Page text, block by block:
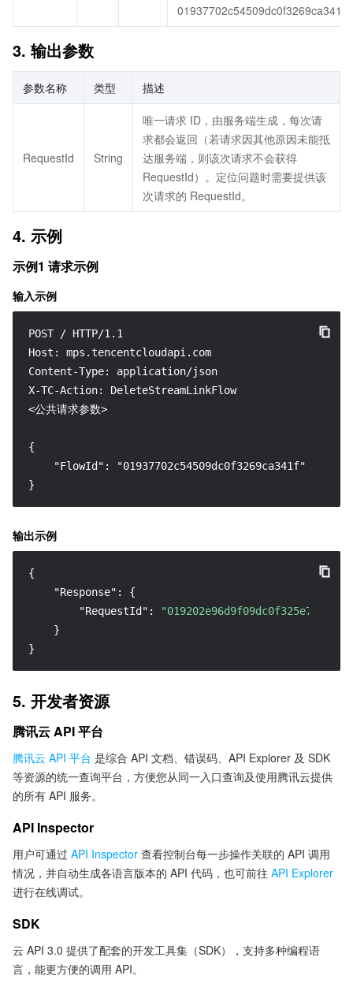
01937702c54509dc0f3269ca341f
3. 输出参数
参数名称 类型 描述
RequestId String
唯一请求 ID，由服务端生成，每次请
求都会返回（若请求因其他原因未能抵
达服务端，则该次请求不会获得
RequestId）。定位问题时需要提供该
次请求的 RequestId。
4. 示例
示例1 请求示例
输入示例
POST / HTTP/1.1
Host: mps.tencentcloudapi.com
Content-Type: application/json
X-TC-Action: DeleteStreamLinkFlow
<公共请求参数>
{
    "FlowId": "01937702c54509dc0f3269ca341f"
}
输出示例
{
"Response" :
{
"RequestId" :
"019202e96d9f09dc0f325e7f7a2a"
}
}
5. 开发者资源
腾讯云 API 平台
腾讯云 API 平台 是综合 API 文档、错误码、API Explorer 及 SDK
等资源的统一查询平台，方便您从同一入口查询及使用腾讯云提供
的所有 API 服务。
API Inspector
用户可通过 API Inspector 查看控制台每一步操作关联的 API 调用
情况，并自动生成各语言版本的 API 代码，也可前往 API Explorer
进行在线调试。
SDK
云 API 3.0 提供了配套的开发工具集（SDK），支持多种编程语
言，能更方便的调用 API。